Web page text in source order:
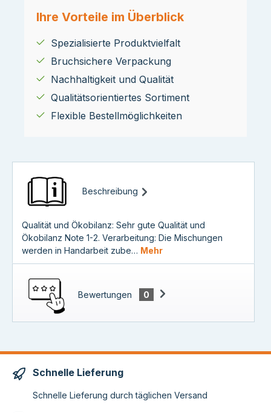
Ihre Vorteile im Überblick
Spezialisierte Produktvielfalt
Bruchsichere Verpackung
Nachhaltigkeit und Qualität
Qualitätsorientiertes Sortiment
Flexible Bestellmöglichkeiten
Beschreibung
Qualität und Ökobilanz: Sehr gute Qualität und
Ökobilanz Note 1-2. Verarbeitung: Die Mischungen
werden in Handarbeit zube… Mehr
Bewertungen 0
Schnelle Lieferung
Schnelle Lieferung durch täglichen Versand